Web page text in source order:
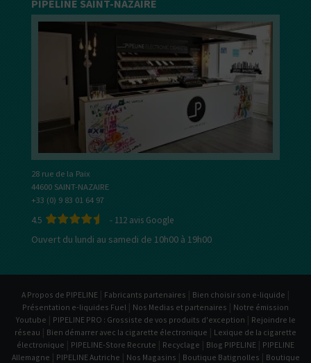
PIPELINE SAINT-NAZAIRE
28 rue de la Paix
44600 SAINT-NAZAIRE
+33 (0) 9 83 01 64 97
4.5 - 112 avis Google
Ouvert du lundi au samedi de 10h00 à 19h00
A Propos de PIPELINE Fabricants partenaires Bien choisir son e-liquide
Présentation e-liquides Fuel Nos Medias et partenaires
Notre émission
Youtube
PIPELINE PRO : Grossiste de vos produits d'exception
Rejoindre le
réseau
Bien démarrer avec la cigarette électronique
Lexique de la cigarette
électronique
PIPELINE-Store Recrute Recyclage Blog PIPELINE
PIPELINE
Allemagne
PIPELINE Autriche Nos Magasins Boutique Batignolles Boutique